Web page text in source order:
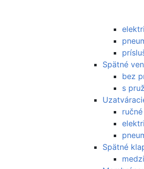
Spätné
bez
s
ručné
Spätné